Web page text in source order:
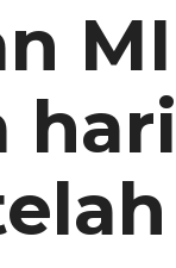
MI
hari